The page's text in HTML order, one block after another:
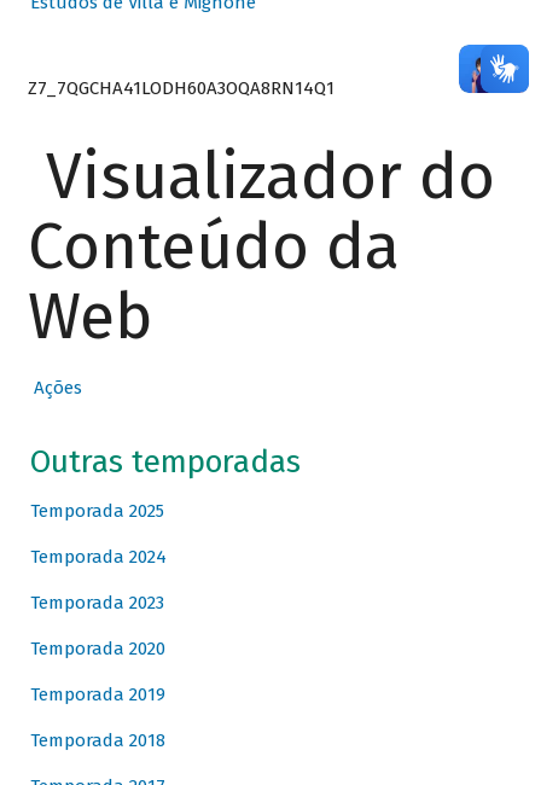
Z7_7QGCHA41LODH60A3OQA8RN14Q1
Visualizador do
Conteúdo da
Web
Ações
Outras temporadas
Temporada 2025
Temporada 2024
Temporada 2023
Temporada 2020
Temporada 2019
Temporada 2018